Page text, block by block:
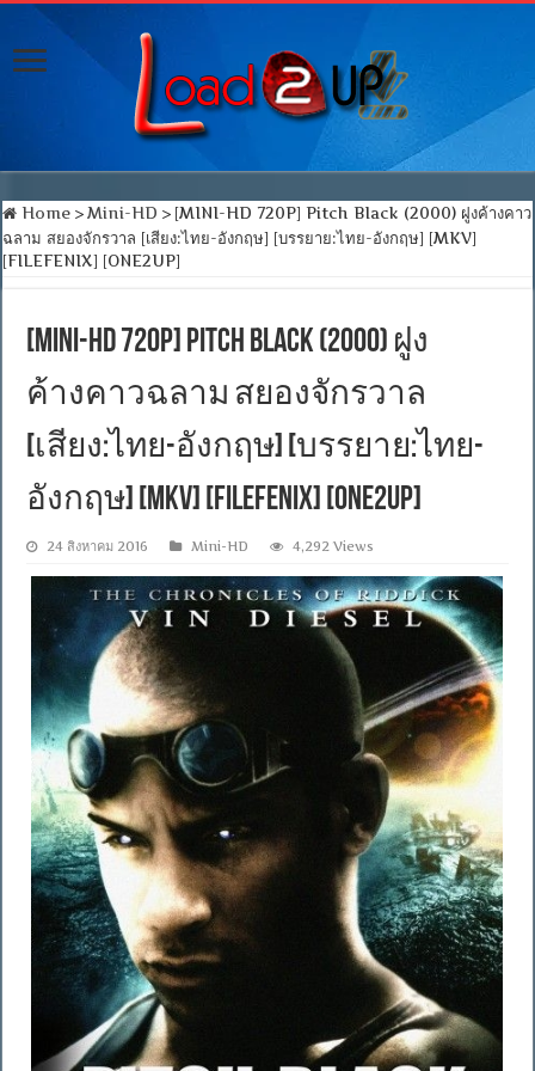
Home > Mini-HD > [MINI-HD 720P] Pitch Black (2000) ฝูงค้างคาว
ฉลาม สยองจักรวาล [เสียง:ไทย-อังกฤษ] [บรรยาย:ไทย-อังกฤษ] [MKV]
[FILEFENIX] [ONE2UP]
[MINI-HD 720P] Pitch Black (2000) ฝูง
ค้างคาวฉลาม สยองจักรวาล
[เสียง:ไทย-อังกฤษ] [บรรยาย:ไทย-
อังกฤษ] [MKV] [FILEFENIX] [ONE2UP]
24 สิงหาคม 2016 Mini-HD 4,292 Views